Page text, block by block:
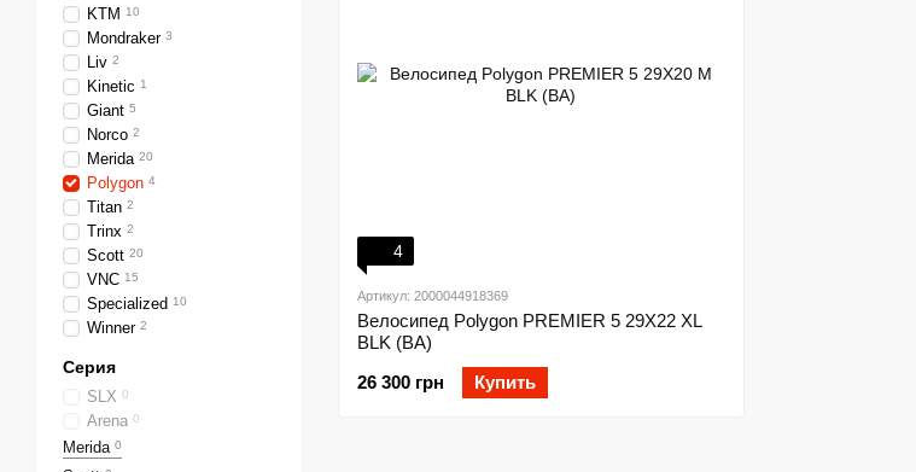
4
Артикул: 2000044918369
Велосипед Polygon PREMIER 5 29X22 XL
BLK (BA)
26 300 грн
Купить
KTM 10
Mondraker 3
Liv 2
Kinetic 1
Giant 5
Norco 2
Merida 20
Polygon 4
Titan 2
Trinx 2
Scott 20
VNC 15
Specialized 10
Winner 2
Серия
SLX 0
Arena 0
Merida 0